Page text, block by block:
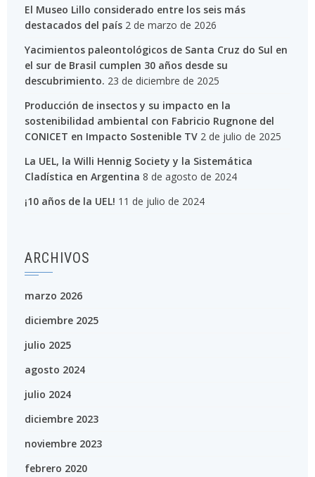
El Museo Lillo considerado entre los seis más
destacados del país 2 de marzo de 2026
Yacimientos paleontológicos de Santa Cruz do Sul en
el sur de Brasil cumplen 30 años desde su
descubrimiento. 23 de diciembre de 2025
Producción de insectos y su impacto en la
sostenibilidad ambiental con Fabricio Rugnone del
CONICET en Impacto Sostenible TV 2 de julio de 2025
La UEL, la Willi Hennig Society y la Sistemática
Cladística en Argentina 8 de agosto de 2024
¡10 años de la UEL! 11 de julio de 2024
ARCHIVOS
marzo 2026
diciembre 2025
julio 2025
agosto 2024
julio 2024
diciembre 2023
noviembre 2023
febrero 2020